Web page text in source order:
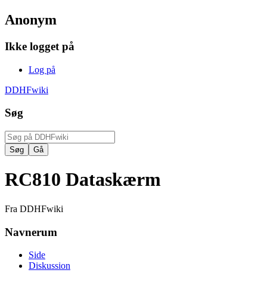
Anonym
Ikke logget på
Log på
DDHFwiki
Søg
RC810 Dataskærm
Fra DDHFwiki
Navnerum
Side
Diskussion